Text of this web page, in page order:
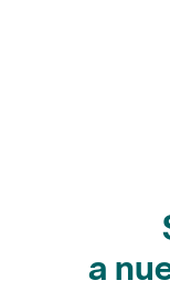
a